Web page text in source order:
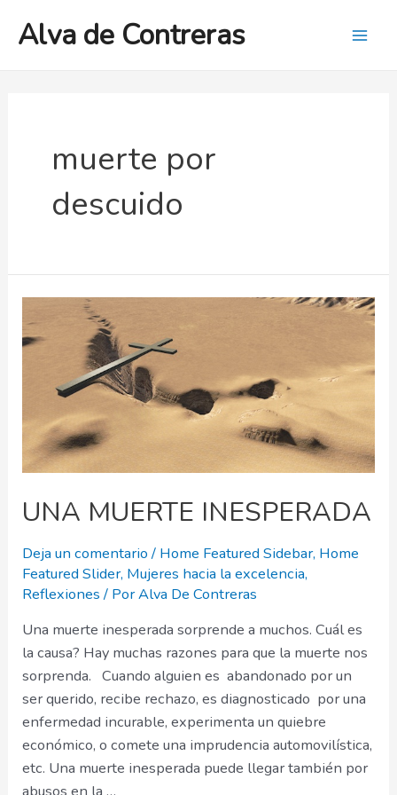
Alva de Contreras
muerte por
descuido
UNA MUERTE INESPERADA
Deja un comentario / Home Featured Sidebar, Home
Featured Slider, Mujeres hacia la excelencia,
Reflexiones/ PorAlva De Contreras
Una muerte inesperada sorprende a muchos. Cuál es
la causa? Hay muchas razones para que la muerte nos
sorprenda. Cuando alguien es abandonado por un
ser querido, recibe rechazo, es diagnosticado por una
enfermedad incurable, experimenta un quiebre
económico, o comete una imprudencia automovilística,
etc. Una muerte inesperada puede llegar también por